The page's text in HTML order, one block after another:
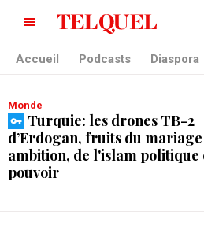
tag blade
Accueil Podcasts Diaspora
Monde
Turquie: les drones TB-2
d’Erdogan, fruits du
ambition, de l'islam politique
pouvoir